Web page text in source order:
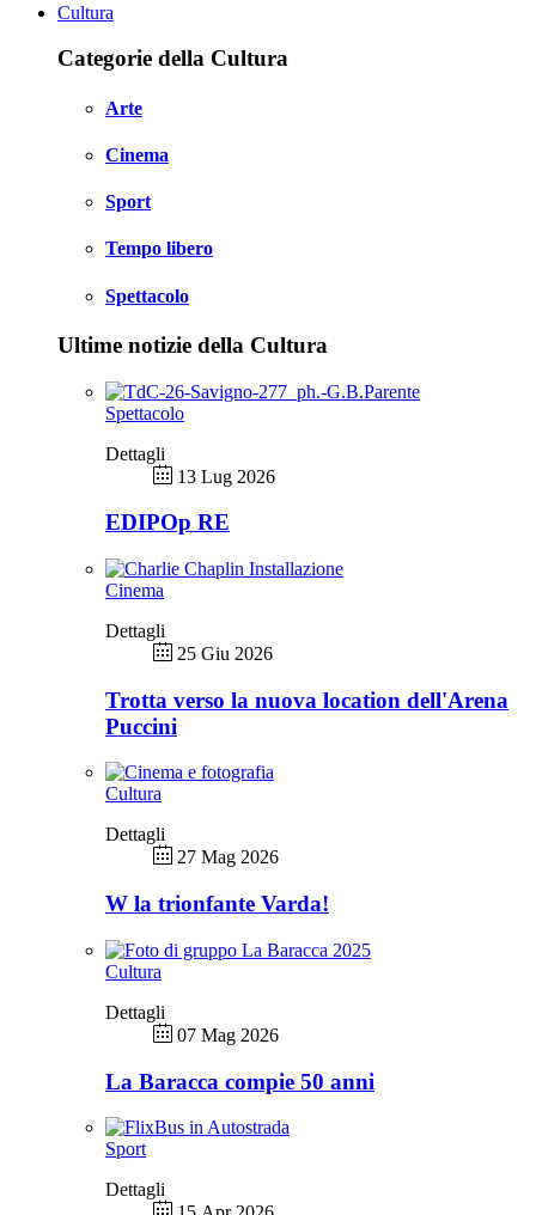
Cultura
Categorie della Cultura
Arte
Cinema
Sport
Tempo libero
Spettacolo
Ultime notizie della Cultura
Spettacolo
Dettagli
13 Lug 2026
EDIPOp RE
Cinema
Dettagli
25 Giu 2026
Trotta verso la nuova location dell'Arena
Puccini
Cultura
Dettagli
27 Mag 2026
W la trionfante Varda!
Cultura
Dettagli
07 Mag 2026
La Baracca compie 50 anni
Sport
Dettagli